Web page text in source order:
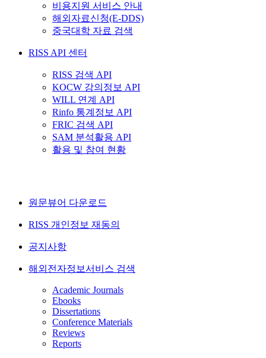
비용지원 서비스 안내
해외자료신청(E-DDS)
중국대학 자료 검색
RISS API 센터
RISS 검색 API
KOCW 강의정보 API
WILL 연계 API
Rinfo 통계정보 API
FRIC 검색 API
SAM 분석활용 API
활용 및 참여 현황
원문뷰어 다운로드
RISS 개인정보 재동의
공지사항
해외전자정보서비스 검색
Academic Journals
Ebooks
Dissertations
Conference Materials
Reviews
Reports